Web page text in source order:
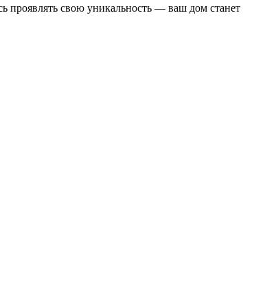
проявлять свою уникальность — ваш дом станет